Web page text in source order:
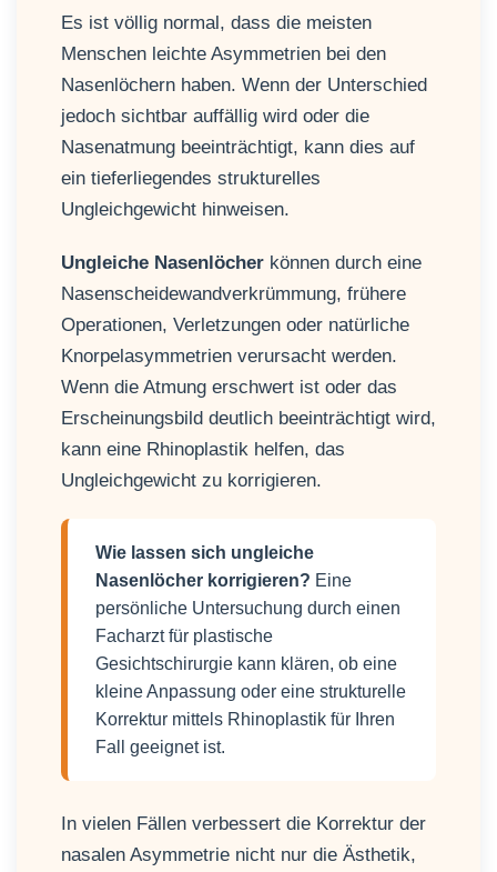
Es ist völlig normal, dass die meisten
Menschen leichte Asymmetrien bei den
Nasenlöchern haben. Wenn der Unterschied
jedoch sichtbar auffällig wird oder die
Nasenatmung beeinträchtigt, kann dies auf
ein tieferliegendes strukturelles
Ungleichgewicht hinweisen.
Ungleiche Nasenlöcher können durch eine
Nasenscheidewandverkrümmung, frühere
Operationen, Verletzungen oder natürliche
Knorpelasymmetrien verursacht werden.
Wenn die Atmung erschwert ist oder das
Erscheinungsbild deutlich beeinträchtigt wird,
kann eine Rhinoplastik helfen, das
Ungleichgewicht zu korrigieren.
Wie lassen sich ungleiche
Nasenlöcher korrigieren? Eine
persönliche Untersuchung durch einen
Facharzt für plastische
Gesichtschirurgie kann klären, ob eine
kleine Anpassung oder eine strukturelle
Korrektur mittels Rhinoplastik für Ihren
Fall geeignet ist.
In vielen Fällen verbessert die Korrektur der
nasalen Asymmetrie nicht nur die Ästhetik,